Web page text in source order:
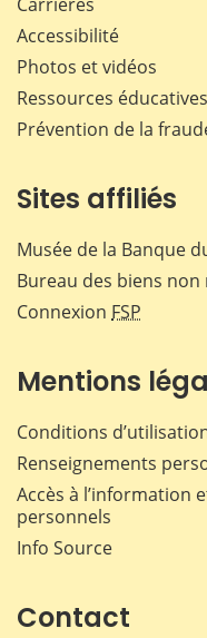
Accessibilité
Photos et vidéos
Ressources éducatives
Prévention de la
Sites affiliés
Musée de la Banque
Bureau des biens non
Connexion FSP
Mentions
Conditions
Renseignements
Accès à l’information
personnels
Info Source
Contact